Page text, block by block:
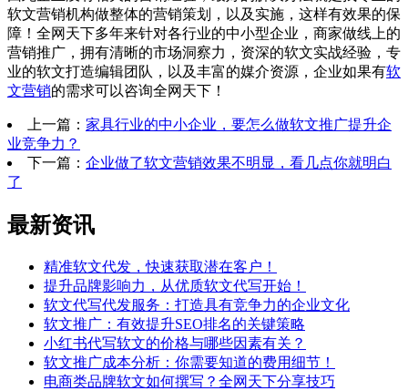
软文营销机构做整体的营销策划，以及实施，这样有效果的保
障！全网天下多年来针对各行业的中小型企业，商家做线上的
营销推广，拥有清晰的市场洞察力，资深的软文实战经验，专
业的软文打造编辑团队，以及丰富的媒介资源，企业如果有软
文营销的需求可以咨询全网天下！
上一篇： 家具行业的中小企业，要怎么做软文推广提升企
业竞争力？
下一篇： 企业做了软文营销效果不明显，看几点你就明白
了
最新资讯
精准软文代发，快速获取潜在客户！
提升品牌影响力，从优质软文代写开始！
软文代写代发服务：打造具有竞争力的企业文化
软文推广：有效提升SEO排名的关键策略
小红书代写软文的价格与哪些因素有关？
软文推广成本分析：你需要知道的费用细节！
电商类品牌软文如何撰写？全网天下分享技巧